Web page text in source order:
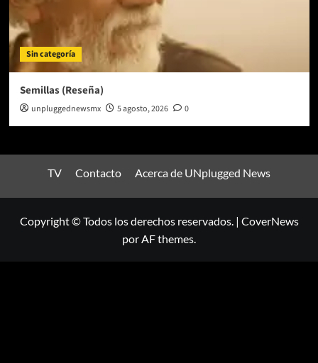
Sin categoría
Semillas (Reseña)
unpluggednewsmx 5 agosto, 2026 0
TV Contacto Acerca de UNplugged News
Copyright © Todos los derechos reservados. | CoverNews
por AF themes.